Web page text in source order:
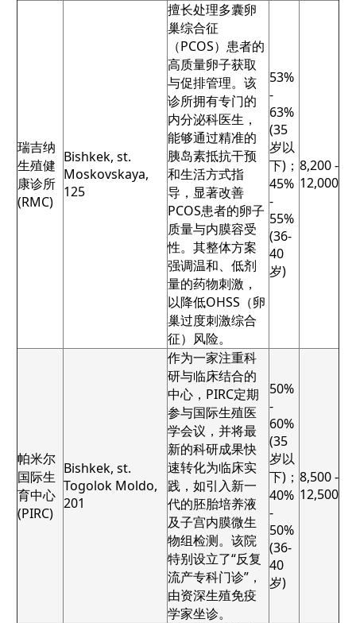
瑞吉纳
生殖健
康诊所
(RMC)
Bishkek, st.
Moskovskaya,
125
擅长处理多囊卵
巢综合征
（PCOS）患者的
高质量卵子获取
与促排管理。该
诊所拥有专门的
内分泌科医生，
能够通过精准的
胰岛素抵抗干预
和生活方式指
导，显著改善
PCOS患者的卵子
质量与内膜容受
性。其整体方案
强调温和、低剂
量的药物刺激，
以降低OHSS（卵
巢过度刺激综合
征）风险。
53%
-
63%
(35
岁以
下)；
45%
-
55%
(36-
40
岁)
8,200 -
12,000
帕米尔
国际生
育中心
(PIRC)
Bishkek, st.
Togolok Moldo,
201
作为一家注重科
研与临床结合的
中心，PIRC定期
参与国际生殖医
学会议，并将最
新的科研成果快
速转化为临床实
践，如引入新一
代的胚胎培养液
及子宫内膜微生
物组检测。该院
特别设立了“反复
流产专科门诊”，
由资深生殖免疫
学家坐诊。
50%
-
60%
(35
岁以
下)；
40%
-
50%
(36-
40
岁)
8,500 -
12,500